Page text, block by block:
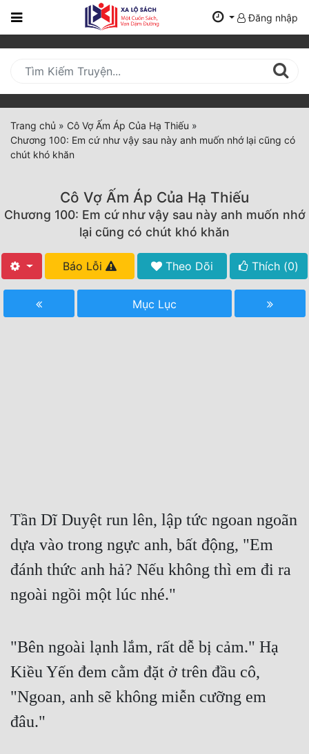
Trang
Mới
Cập
Nhật
(current)
BXH
Truyện Mới Ra
Hoàn Thành
Cung Đấu
Cạnh Kỹ
Cổ Tiên Hiệp
Đăng nhập
Trang chủ » Cô Vợ Ấm Áp Của Hạ Thiếu »
Chương 100: Em cứ như vậy sau này anh muốn nhớ lại cũng có
chút khó khăn
Cô Vợ Ấm Áp Của Hạ Thiếu
Chương 100: Em cứ như vậy sau này anh muốn nhớ
lại cũng có chút khó khăn
Báo Lỗi Theo Dõi Thích (0)
Mục Lục
Tần Dĩ Duyệt run lên, lập tức ngoan ngoãn
dựa vào trong ngực anh, bất động, "Em
đánh thức anh hả? Nếu không thì em đi ra
ngoài ngồi một lúc nhé."
"Bên ngoài lạnh lắm, rất dễ bị cảm." Hạ
Kiều Yến đem cằm đặt ở trên đầu cô,
"Ngoan, anh sẽ không miễn cưỡng em
đâu."